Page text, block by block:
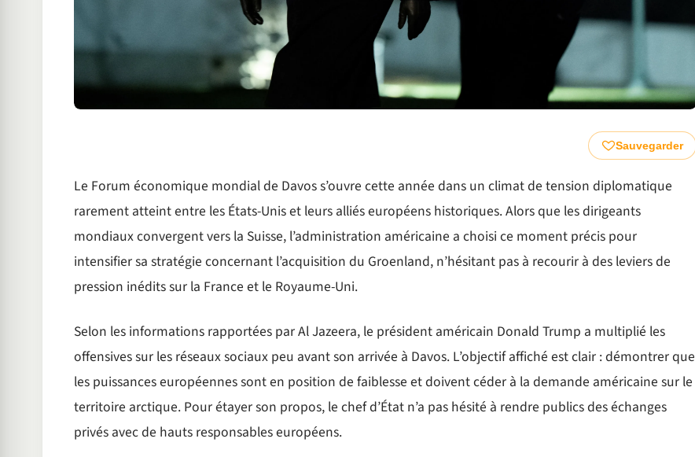
Sauvegarder
Le Forum économique mondial de Davos s’ouvre cette année dans un climat de tension diplomatique
rarement atteint entre les États-Unis et leurs alliés européens historiques. Alors que les dirigeants
mondiaux convergent vers la Suisse, l’administration américaine a choisi ce moment précis pour
intensifier sa stratégie concernant l’acquisition du Groenland, n’hésitant pas à recourir à des leviers de
pression inédits sur la France et le Royaume-Uni.
Selon les informations rapportées par Al Jazeera, le président américain Donald Trump a multiplié les
offensives sur les réseaux sociaux peu avant son arrivée à Davos. L’objectif affiché est clair : démontrer que
les puissances européennes sont en position de faiblesse et doivent céder à la demande américaine sur le
territoire arctique. Pour étayer son propos, le chef d’État n’a pas hésité à rendre publics des échanges
privés avec de hauts responsables européens.